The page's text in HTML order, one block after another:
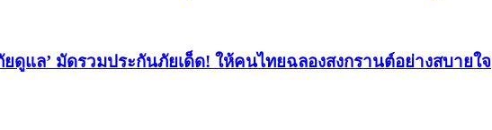
ดูแล’ มัดรวมประกันภัยเด็ด! ให้คนไทยฉลองสงกรานต์อย่างสบายใจ